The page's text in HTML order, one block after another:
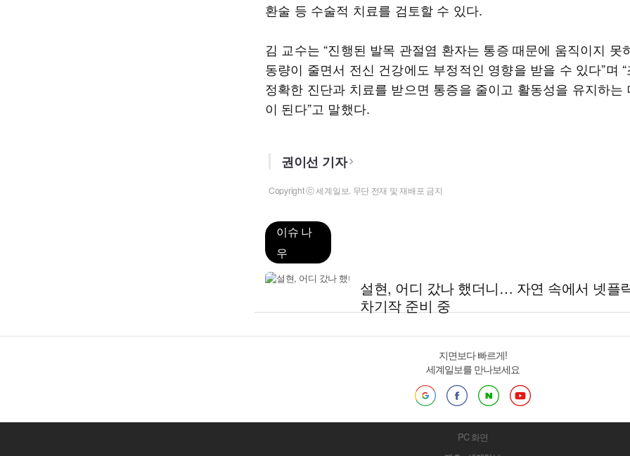
환술 등 수술적 치료를 검토할 수 있다.
김 교수는 “진행된 발목 관절염 환자는 통증 때문에 움직이지 못
동량이 줄면서 전신 건강에도 부정적인 영향을 받을 수 있다”며 “
정확한 진단과 치료를 받으면 통증을 줄이고 활동성을 유지하는
이 된다”고 말했다.
권이선 기자
Copyright ⓒ 세계일보. 무단 전재 및 재배포 금지
이슈 나
우
설현, 어디 갔나 했더니… 자연 속에서 넷플
차기작 준비 중
지면보다 빠르게!
세계일보를 만나보세요
PC 화면